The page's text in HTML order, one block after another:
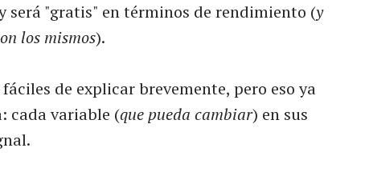
será "gratis" en términos de rendimiento (y
los mismos).
de explicar brevemente, pero eso ya
cada variable (que pueda cambiar) en sus